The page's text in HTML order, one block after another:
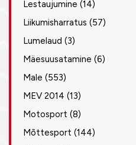
Lestaujumine (14)
Liikumisharratus (57)
Lumelaud (3)
Mäesuusatamine (6)
Male (553)
MEV 2014 (13)
Motosport (8)
Mõttesport (144)